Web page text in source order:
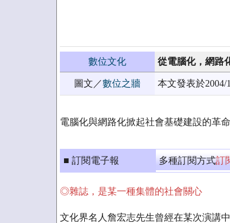
數位文化 從電腦化，網路
圖文／數位之牆 本文發表於2004/
電腦化與網路化掀起社會基礎建設的革命
■ 訂閱電子報 多種訂閱方式訂
◎雜誌，是某一種集體的社會關心
文化界名人詹宏志先生曾經在某次演講